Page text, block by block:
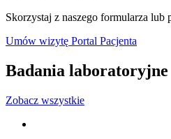
Skorzystaj z naszego formularza lub
Umów wizytę Portal Pacjenta
Badania laboratoryjne
Zobacz wszystkie